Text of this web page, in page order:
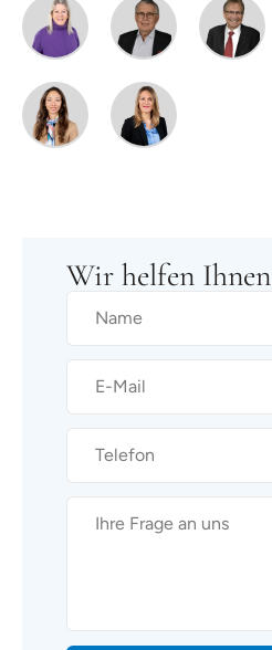
Wir helfen Ihnen